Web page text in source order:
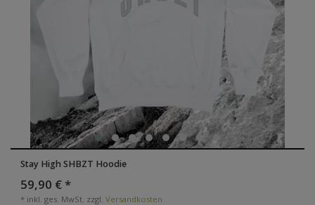
Stay High SHBZT Hoodie
59,90 € *
* inkl. ges. MwSt. zzgl. Versandkosten